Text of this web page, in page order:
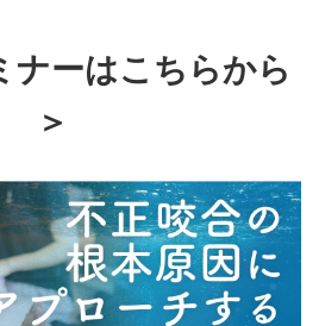
ナーはこちらから
＞